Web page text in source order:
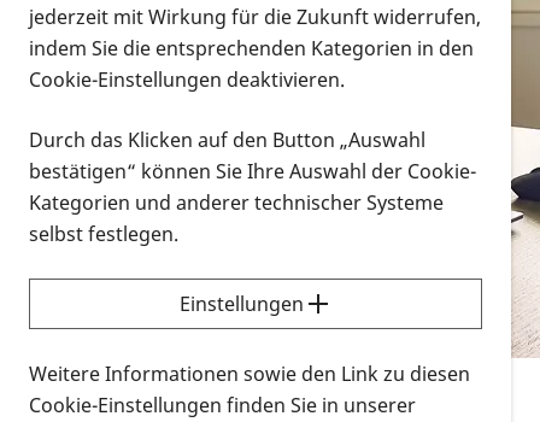
Infomaterial
Infomaterial
Vorlesen
Alle Infomaterialien in verschiedenen
Formaten an einem Ort
Sie möchten wissen, wie Sie nach Infonmaterial
suchen und dieses bestellen bzw. herunterladen
können? Schauen Sie sich dieErklärvideos zum
Thema Infomaterial auf der PRO RETINA-Website
für blinde und sehbehinderte Menschen an.
jederzeit mit Wirkung für die Zukunft widerrufen,
indem Sie die entsprechenden Kategorien in den
Cookie-Einstellungen deaktivieren.
Durch das Klicken auf den Button „Auswahl
bestätigen“ können Sie Ihre Auswahl der Cookie-
Kategorien und anderer technischer Systeme
selbst festlegen.
Einstellungen
Weitere Informationen sowie den Link zu diesen
Cookie-Einstellungen finden Sie in unserer